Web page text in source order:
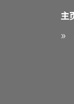
主